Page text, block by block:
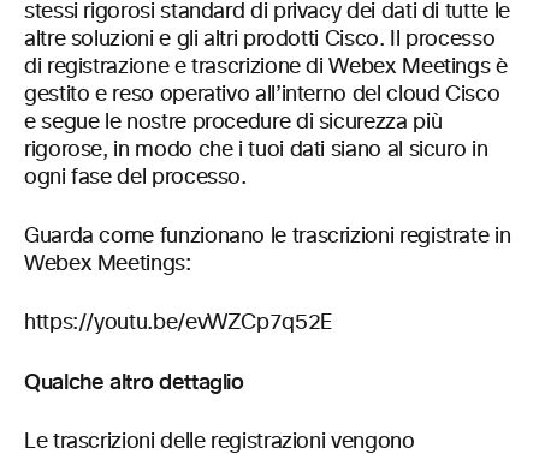
stessi rigorosi standard di privacy dei dati di tutte le
altre soluzioni e gli altri prodotti Cisco. Il processo
di registrazione e trascrizione di Webex Meetings è
gestito e reso operativo all’interno del cloud Cisco
e segue le nostre procedure di sicurezza più
rigorose, in modo che i tuoi dati siano al sicuro in
ogni fase del processo.
Guarda come funzionano le trascrizioni registrate in
Webex Meetings:
https://youtu.be/evWZCp7q52E
Qualche altro dettaglio
Le trascrizioni delle registrazioni vengono